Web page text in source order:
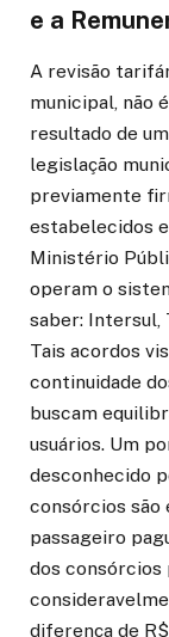
e a
A revisão
municipal, não
resultado de
legislação
previamente
estabelecidos
Ministério
operam o
saber: Intersul,
Tais acordos
continuidade
buscam
usuários. Um
desconhecido
consórcios são
passageiro
dos consórcios
diferença de